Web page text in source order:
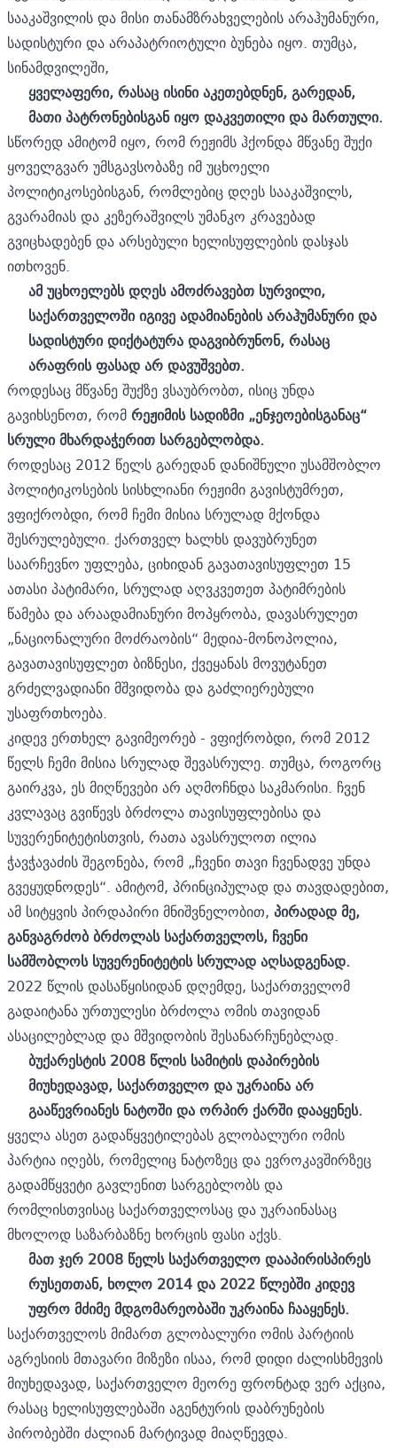
სააკაშვილის და მისი თანამზრახველების არაჰუმანური,
სადისტური და არაპატრიოტული ბუნება იყო. თუმცა,
სინამდვილეში,
ყველაფერი, რასაც ისინი აკეთებდნენ, გარედან,
მათი პატრონებისგან იყო დაკვეთილი და მართული.
სწორედ ამიტომ იყო, რომ რეჟიმს ჰქონდა მწვანე შუქი
ყოველგვარ უმსგავსობაზე იმ უცხოელი
პოლიტიკოსებისგან, რომლებიც დღეს სააკაშვილს,
გვარამიას და კეზერაშვილს უმანკო კრავებად
გვიცხადებენ და არსებული ხელისუფლების დასჯას
ითხოვენ.
ამ უცხოელებს დღეს ამოძრავებთ სურვილი,
საქართველოში იგივე ადამიანების არაჰუმანური და
სადისტური დიქტატურა დაგვიბრუნონ, რასაც
არაფრის ფასად არ დავუშვებთ.
როდესაც მწვანე შუქზე ვსაუბრობთ, ისიც უნდა
გავიხსენოთ, რომრეჟიმის სადიზმი „ენჯეოებისგანაც“
სრული მხარდაჭერით სარგებლობდა.
როდესაც 2012 წელს გარედან დანიშნული უსამშობლო
პოლიტიკოსების სისხლიანი რეჟიმი გავისტუმრეთ,
ვფიქრობდი, რომ ჩემი მისია სრულად მქონდა
შესრულებული. ქართველ ხალხს დავუბრუნეთ
საარჩევნო უფლება, ციხიდან გავათავისუფლეთ 15
ათასი პატიმარი, სრულად აღვკვეთეთ პატიმრების
წამება და არაადამიანური მოპყრობა, დავასრულეთ
„ნაციონალური მოძრაობის“ მედია-მონოპოლია,
გავათავისუფლეთ ბიზნესი, ქვეყანას მოვუტანეთ
გრძელვადიანი მშვიდობა და გაძლიერებული
უსაფრთხოება.
კიდევ ერთხელ გავიმეორებ - ვფიქრობდი, რომ 2012
წელს ჩემი მისია სრულად შევასრულე. თუმცა, როგორც
გაირკვა, ეს მიღწევები არ აღმოჩნდა საკმარისი. ჩვენ
კვლავაც გვიწევს ბრძოლა თავისუფლებისა და
სუვერენიტეტისთვის, რათა ავასრულოთ ილია
ჭავჭავაძის შეგონება, რომ „ჩვენი თავი ჩვენადვე უნდა
გვეყუდნოდეს“. ამიტომ, პრინციპულად და თავდადებით,
ამ სიტყვის პირდაპირი მნიშვნელობით, პირადად მე,
განვაგრძობ ბრძოლას საქართველოს, ჩვენი
სამშობლოს სუვერენიტეტის სრულად აღსადგენად.
2022 წლის დასაწყისიდან დღემდე, საქართველომ
გადაიტანა ურთულესი ბრძოლა ომის თავიდან
ასაცილებლად და მშვიდობის შესანარჩუნებლად.
ბუქარესტის 2008 წლის სამიტის დაპირების
მიუხედავად, საქართველო და უკრაინა არ
გააწევრიანეს ნატოში და ორპირ ქარში დააყენეს.
ყველა ასეთ გადაწყვეტილებას გლობალური ომის
პარტია იღებს, რომელიც ნატოზეც და ევროკავშირზეც
გადამწყვეტი გავლენით სარგებლობს და
რომლისთვისაც საქართველოსაც და უკრაინასაც
მხოლოდ საზარბაზნე ხორცის ფასი აქვს.
მათ ჯერ 2008 წელს საქართველო დააპირისპირეს
რუსეთთან, ხოლო 2014 და 2022 წლებში კიდევ
უფრო მძიმე მდგომარეობაში უკრაინა ჩააყენეს.
საქართველოს მიმართ გლობალური ომის პარტიის
აგრესიის მთავარი მიზეზი ისაა, რომ დიდი ძალისხმევის
მიუხედავად, საქართველო მეორე ფრონტად ვერ აქცია,
რასაც ხელისუფლებაში აგენტურის დაბრუნების
პირობებში ძალიან მარტივად მიაღწევდა.